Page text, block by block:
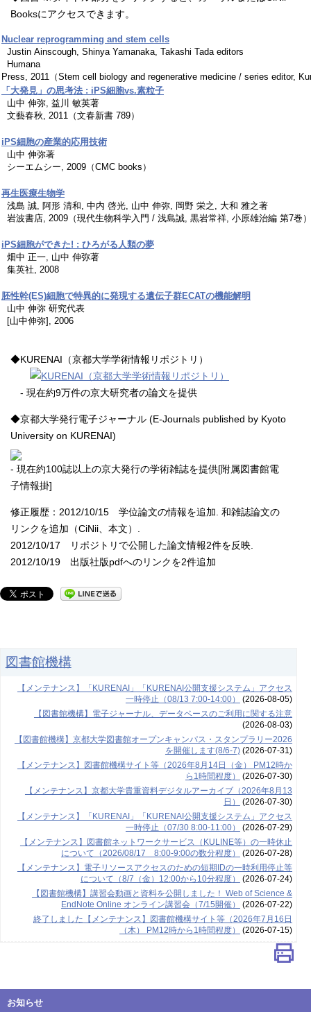
Booksにアクセスできます。
Nuclear reprogramming and stem cells
Justin Ainscough, Shinya Yamanaka, Takashi Tada editors
Humana
Press, 2011（Stem cell biology and regenerative medicine / series editor,
「大発見」の思考法 : iPS細胞vs.素粒子
山中 伸弥, 益川 敏英著
文藝春秋, 2011（文春新書 789）
iPS細胞の産業的応用技術
山中 伸弥著
シーエムシー, 2009（CMC books）
再生医療生物学
浅島 誠, 阿形 清和, 中内 啓光, 山中 伸弥, 岡野 栄之, 大和 雅之著
岩波書店, 2009（現代生物科学入門 / 浅島誠, 黒岩常祥, 小原雄治編 第7巻）
iPS細胞ができた! : ひろがる人類の夢
畑中 正一, 山中 伸弥著
集英社, 2008
胚性幹(ES)細胞で特異的に発現する遺伝子群ECATの機能解明
山中 伸弥 研究代表
[山中伸弥], 2006
◆KURENAI（京都大学学術情報リポジトリ）
- 現在約9万件の京大研究者の論文を提供
◆京都大学発行電子ジャーナル (E-Journals published by Kyoto
University on KURENAI)
- 現在約100誌以上の京大発行の学術雑誌を提供[附属図書館電
子情報掛]
修正履歴：2012/10/15 学位論文の情報を追加. 和雑誌論文の
リンクを追加（CiNii、本文）.
2012/10/17 リポジトリで公開した論文情報2件を反映.
2012/10/19 出版社版pdfへのリンクを2件追加
図書館機構
【メンテナンス】「KURENAI」「KURENAI公開支援システム」アクセス
一時停止（08/13 7:00-14:00）
(2026-08-05)
【図書館機構】電子ジャーナル、データベースのご利用に関する注意
(2026-08-03)
【図書館機構】京都大学図書館オープンキャンパス・スタンプラリー2026
を開催します(8/6-7)(2026-07-31)
【メンテナンス】図書館機構サイト等（2026年8月14日（金） PM12時か
ら1時間程度）
(2026-07-30)
【メンテナンス】京都大学貴重資料デジタルアーカイブ（2026年8月13
日）
(2026-07-30)
【メンテナンス】「KURENAI」「KURENAI公開支援システム」アクセス
一時停止（07/30 8:00-11:00）
(2026-07-29)
【メンテナンス】図書館ネットワークサービス（KULINE等）の一時休止
について（2026/08/17 8:00-9:00の数分程度）
(2026-07-28)
【メンテナンス】電子リソースアクセスのための短期IDの一時利用停止等
について（8/7（金）12:00から10分程度）
(2026-07-24)
【図書館機構】講習会動画と資料を公開しました！ Web of Science &
EndNote Online オンライン講習会（7/15開催）
(2026-07-22)
終了しました【メンテナンス】図書館機構サイト等（2026年7月16日
（木） PM12時から1時間程度）
(2026-07-15)
お知らせ